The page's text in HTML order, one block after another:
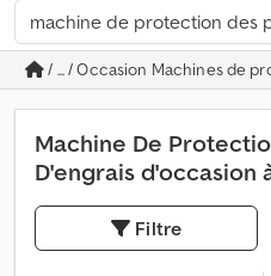
/ ... / Occasion Machines de
Machine De
D'engrais d'occasion
Filtre